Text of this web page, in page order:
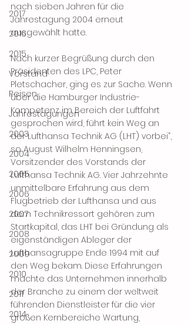
2017
2016
2015
Vorstand
Reisen
Jahrestagungen
2003
2004
2005
2006
2007
2008
2009
2010
2011
2014
nach sieben Jahren für die
Jahrestagung 2004 erneut
ausgewählt hatte.
Nach kurzer Begrüßung durch den
Präsidenten des LPC, Peter
Pletschacher, ging es zur Sache. Wenn
über die Hamburger Industrie-
Kompetenz im Bereich der Luftfahrt
gesprochen wird, führt kein Weg an
der Lufthansa Technik AG (LHT) vorbei”,
so August Wilhelm Henningsen,
Vorsitzender des Vorstands der
Lufthansa Technik AG. Vier Jahrzehnte
unmittelbare Erfahrung aus dem
Flugbetrieb der Lufthansa und aus
dem Technikressort gehören zum
Startkapital, das LHT bei Gründung als
eigenständigen Ableger der
Lufthansagruppe Ende 1994 mit auf
den Weg bekam. Diese Erfahrungen
machte das Unternehmen innerhalb
der Branche zu einem der weltweit
führenden Dienstleister für die vier
großen Kernbereiche Wartung,